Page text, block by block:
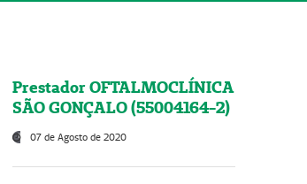
Prestador OFTALMOCLÍNICA
SÃO GONÇALO (55004164-2)
07 de Agosto de 2020